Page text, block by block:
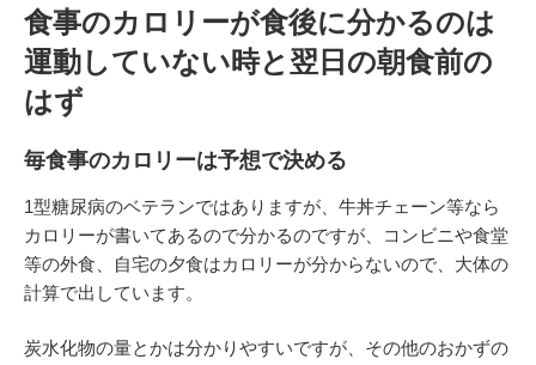
稿
日:
食事のカロリーが食後に分かるのは
運動していない時と翌日の朝食前の
はず
毎食事のカロリーは予想で決める
1型糖尿病のベテランではありますが、牛丼チェーン等なら
カロリーが書いてあるので分かるのですが、コンビニや食堂
等の外食、自宅の夕食はカロリーが分からないので、大体の
計算で出しています。
炭水化物の量とかは分かりやすいですが、その他のおかずの